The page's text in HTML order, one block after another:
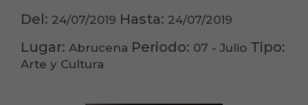
Del: 24/07/2019 Hasta: 24/07/2019
Lugar: Abrucena Periodo: 07 - Julio Tipo:
Arte y Cultura